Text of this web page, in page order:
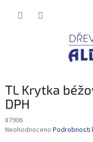
TL Krytka
DPH
87906
Průměrné
Neohodnoceno Podrobnosti